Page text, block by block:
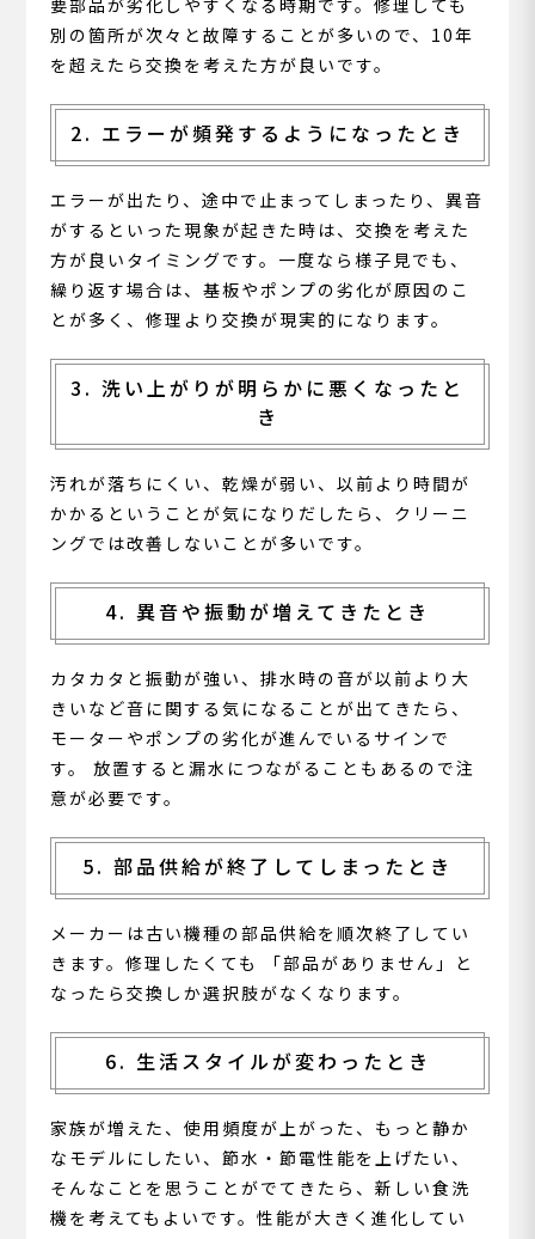
要部品が劣化しやすくなる時期です。修理しても
別の箇所が次々と故障することが多いので、10年
を超えたら交換を考えた方が良いです。
2. エラーが頻発するようになったとき
エラーが出たり、途中で止まってしまったり、異音
がするといった現象が起きた時は、交換を考えた
方が良いタイミングです。一度なら様子見でも、
繰り返す場合は、基板やポンプの劣化が原因のこ
とが多く、修理より交換が現実的になります。
3. 洗い上がりが明らかに悪くなったと
き
汚れが落ちにくい、乾燥が弱い、以前より時間が
かかるということが気になりだしたら、クリーニ
ングでは改善しないことが多いです。
4. 異音や振動が増えてきたとき
カタカタと振動が強い、排水時の音が以前より大
きいなど音に関する気になることが出てきたら、
モーターやポンプの劣化が進んでいるサインで
す。 放置すると漏水につながることもあるので注
意が必要です。
5. 部品供給が終了してしまったとき
メーカーは古い機種の部品供給を順次終了してい
きます。修理したくても 「部品がありません」と
なったら交換しか選択肢がなくなります。
6. 生活スタイルが変わったとき
家族が増えた、使用頻度が上がった、もっと静か
なモデルにしたい、節水・節電性能を上げたい、
そんなことを思うことがでてきたら、新しい食洗
機を考えてもよいです。性能が大きく進化してい